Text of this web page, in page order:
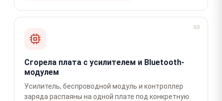
03
Сгорела плата с усилителем и Bluetooth-
модулем
Усилитель, беспроводной модуль и контроллер
заряда распаяны на одной плате под конкретную